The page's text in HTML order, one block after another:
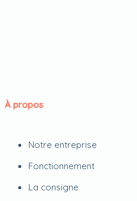
À propos
Notre entreprise
Fonctionnement
La consigne